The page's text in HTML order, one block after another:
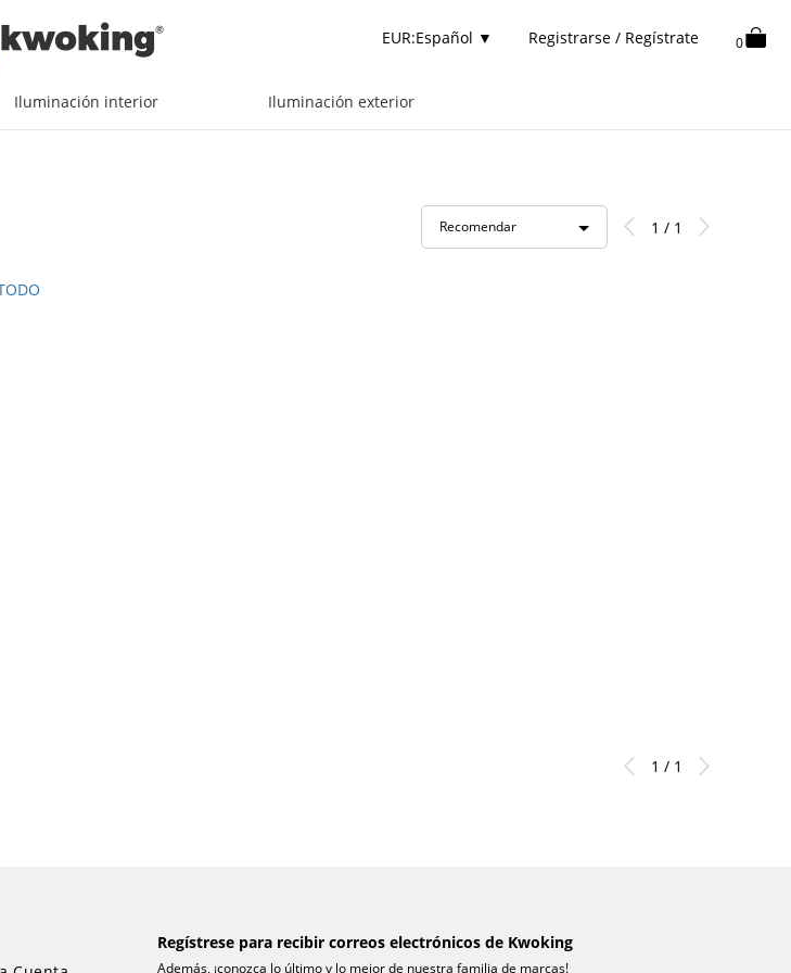
EUR:Español ▼ Registrarse / Regístrate 0
Iluminación interior Iluminación exterior
Recomendar 1 / 1
1 / 1
Regístrese para recibir correos electrónicos de Kwoking
Además, ¡conozca lo último y lo mejor de nuestra familia de marcas!